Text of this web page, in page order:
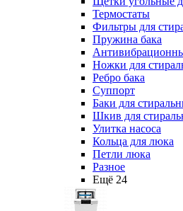
Термостаты
Фильтры для
Пружина бака
Ножки для
Ребро бака
Суппорт
Баки для
Шкив для
Улитка насоса
Кольца для люка
Петли люка
Разное
Ещё 24